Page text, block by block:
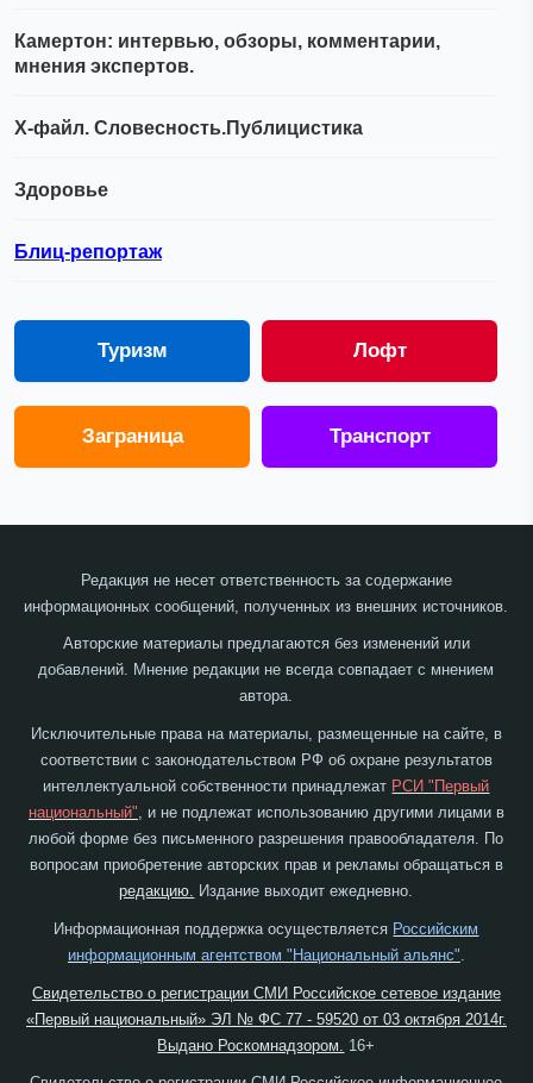
Камертон: интервью, обзоры, комментарии,
мнения экспертов.
Х-файл. Словесность.Публицистика
Здоровье
Блиц-репортаж
Туризм Лофт
Заграница Транспорт
Редакция не несет ответственность за содержание
информационных сообщений, полученных из внешних источников.
Авторские материалы предлагаются без изменений или
добавлений. Мнение редакции не всегда совпадает с мнением
автора.
Исключительные права на материалы, размещенные на сайте, в
соответствии с законодательством РФ об охране результатов
интеллектуальной собственности принадлежат РСИ "Первый
национальный", и не подлежат использованию другими лицами в
любой форме без письменного разрешения правообладателя. По
вопросам приобретение авторских прав и рекламы обращаться в
редакцию. Издание выходит ежедневно.
Информационная поддержка осуществляется Российским
информационным агентством "Национальный альянс"
Свидетельство о регистрации СМИ Российское сетевое издание
«Первый национальный» ЭЛ № ФС 77 - 59520 от 03 октября 2014г.
Выдано Роскомнадзором.
16+